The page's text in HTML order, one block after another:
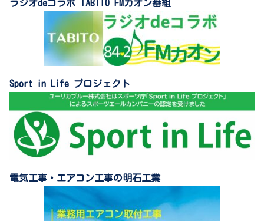
ラジオdeコラボ TABITO FMカオン番組
Sport in Life プロジェクト
電気工事・エアコン工事の明石工業